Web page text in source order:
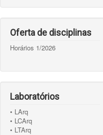
Oferta de disciplinas
Horários 1/2026
Laboratórios
• LArq
• LCArq
• LTArq